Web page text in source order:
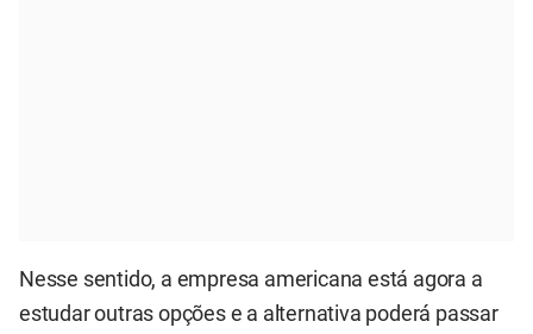
Nesse sentido, a empresa americana está agora a
estudar outras opções e a alternativa poderá passar